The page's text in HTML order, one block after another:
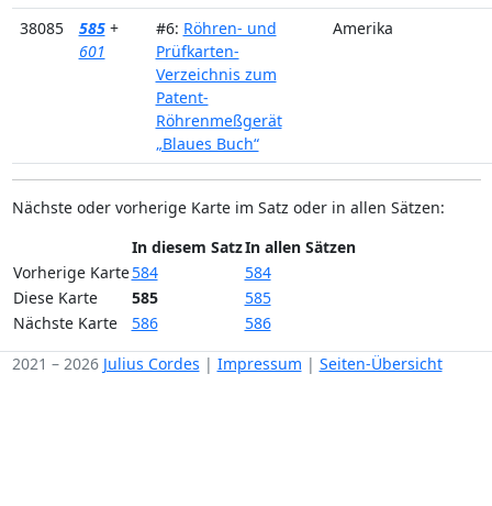
38085 585 +
601
#6: Röhren- und
Prüfkarten-
Verzeichnis zum
Patent-
Röhrenmeßgerät
„Blaues Buch“
Amerika
Nächste oder vorherige Karte im Satz oder in allen Sätzen:
In diesem SatzIn allen Sätzen
Vorherige Karte584
584
Diese Karte
585
585
Nächste Karte
586
586
2021 – 2026 Julius Cordes | Impressum | Seiten-Übersicht